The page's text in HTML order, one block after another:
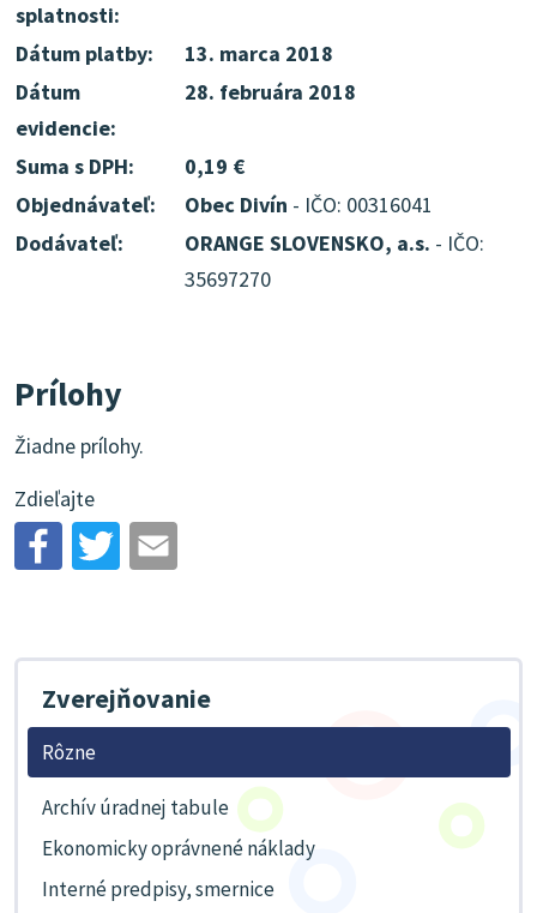
splatnosti:
Dátum platby:
13. marca 2018
Dátum
evidencie:
28. februára 2018
Suma s DPH:
0,19 €
Objednávateľ:
Obec Divín - IČO: 00316041
Dodávateľ:
ORANGE SLOVENSKO, a.s. - IČO:
35697270
Prílohy
Žiadne prílohy.
Zdieľajte
Zverejňovanie
Rôzne
Archív úradnej tabule
Ekonomicky oprávnené náklady
Interné predpisy, smernice